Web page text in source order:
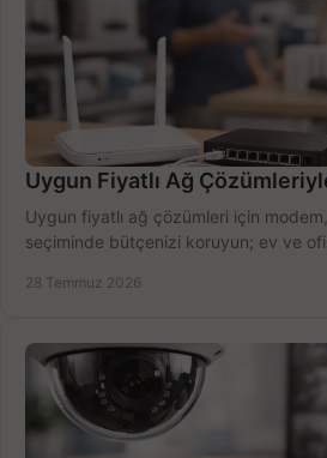
Uygun Fiyatlı Ağ
Uygun fiyatlı ağ çözümleri için
seçiminde bütçenizi koruyun; ev ve
28 Temmuz 2026